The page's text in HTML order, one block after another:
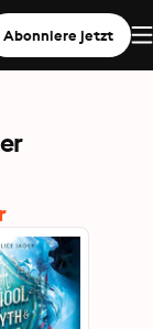
Abonniere jetzt